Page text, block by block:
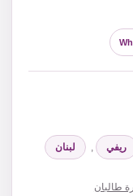
ريفي , لبنان
طالبان